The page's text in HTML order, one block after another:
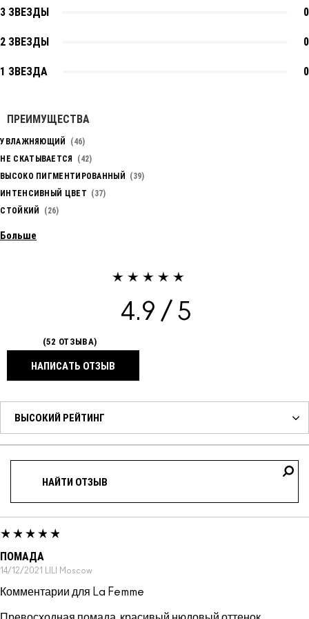
3 ЗВЕЗДЫ 0
2 ЗВЕЗДЫ 0
1 ЗВЕЗДА 0
ПРЕИМУЩЕСТВА
УВЛАЖНЯЮЩИЙ
46
НЕ СКАТЫВАЕТСЯ
42
ВЫСОКО ПИГМЕНТИРОВАННЫЙ
39
ИНТЕНСИВНЫЙ ЦВЕТ
37
СТОЙКИЙ
26
Больше
4.9
52 ОТЗЫВА
НАПИСАТЬ ОТЗЫВ
ПОМАДА
14/12/2021 Moscow
Комментарии для La Femme